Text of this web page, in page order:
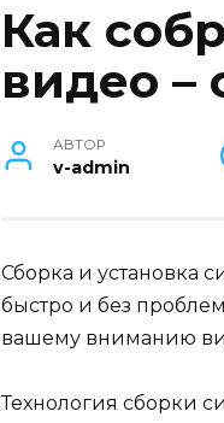
Как
видео –
АВТОР
v-admin
Сборка и установка
быстро и без
вашему вниманию
Технология сборки